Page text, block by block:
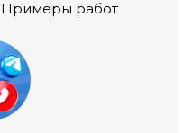
Примеры работ